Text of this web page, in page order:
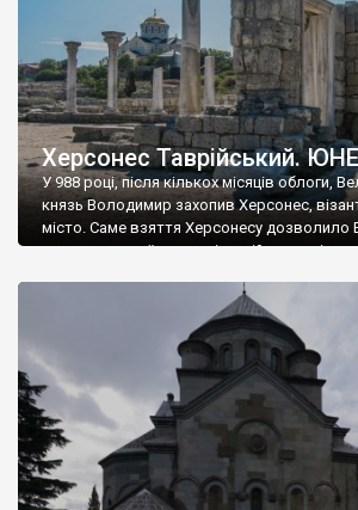
Херсонес Таврійський.
У 988 році, після кількох місяців облоги,
князь Володимир захопив Херсонес,
місто. Саме взяття Херсонесу дозволило
диктувати свої умови візантійському
Херсонесі Володимир-язичник, став
А потім було Хрещення Русі. На честь